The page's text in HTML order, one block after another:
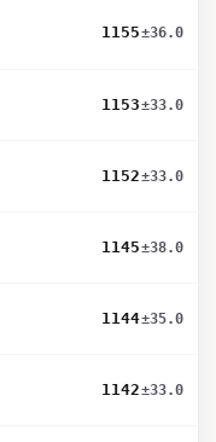
1155±36.0
1153±33.0
1152±33.0
1145±38.0
1144±35.0
1142±33.0